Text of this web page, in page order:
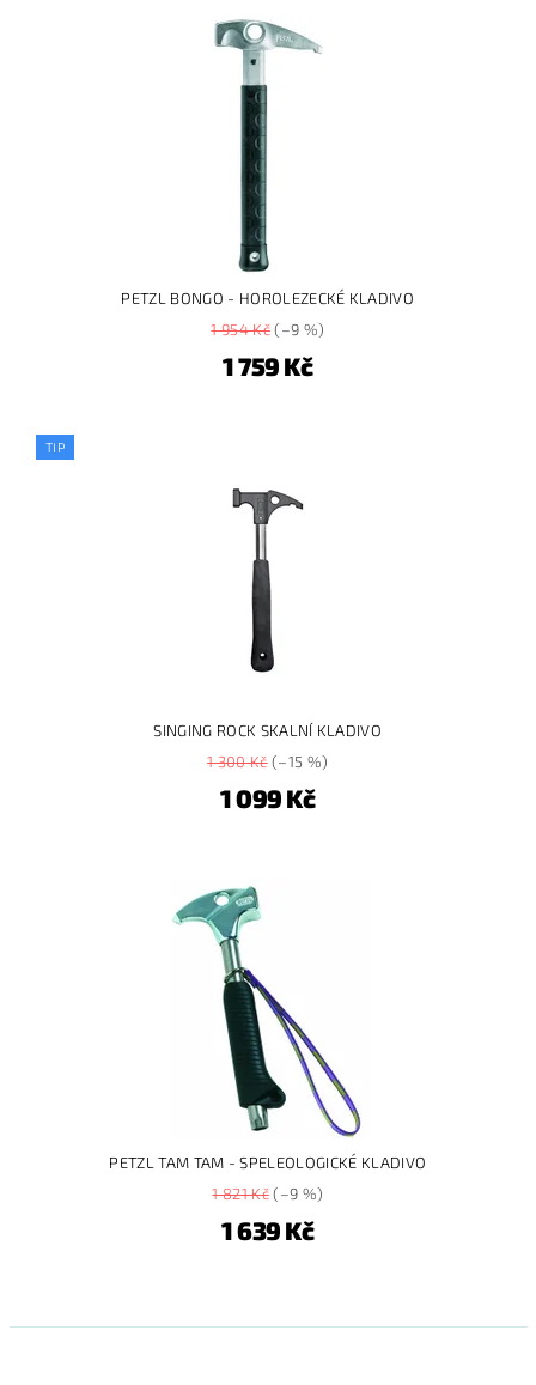
PETZL BONGO - HOROLEZECKÉ KLADIVO
1 954 Kč(–9 %)
1 759 Kč
TIP
SINGING ROCK SKALNÍ KLADIVO
1 300 Kč(–15 %)
1 099 Kč
PETZL TAM TAM - SPELEOLOGICKÉ KLADIVO
1 821 Kč(–9 %)
1 639 Kč